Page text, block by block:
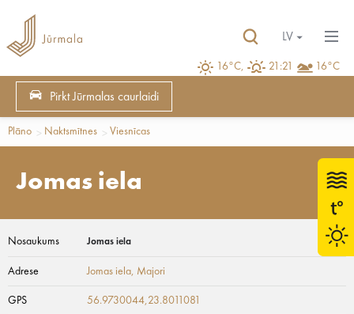
16°C, 21:21 16°C
LV
Pirkt Jūrmalas caurlaidi
Plāno Naktsmītnes Viesnīcas
Jomas iela
Nosaukums Jomas iela
Adrese Jomas iela, Majori
GPS 56.9730044,23.8011081